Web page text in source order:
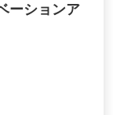
ーションア